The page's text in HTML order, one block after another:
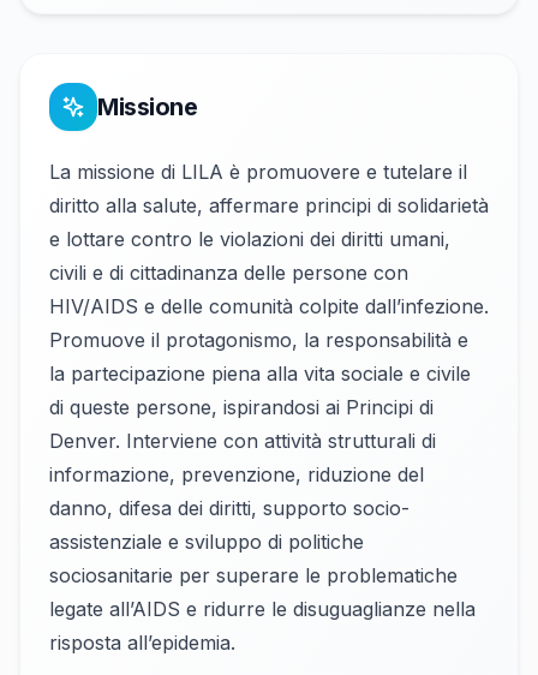
Missione
La missione di LILA è promuovere e tutelare il
diritto alla salute, affermare principi di solidarietà
e lottare contro le violazioni dei diritti umani,
civili e di cittadinanza delle persone con
HIV/AIDS e delle comunità colpite dall’infezione.
Promuove il protagonismo, la responsabilità e
la partecipazione piena alla vita sociale e civile
di queste persone, ispirandosi ai Principi di
Denver. Interviene con attività strutturali di
informazione, prevenzione, riduzione del
danno, difesa dei diritti, supporto socio-
assistenziale e sviluppo di politiche
sociosanitarie per superare le problematiche
legate all’AIDS e ridurre le disuguaglianze nella
risposta all’epidemia.